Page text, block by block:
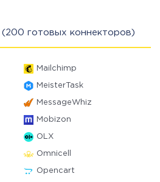
(200 готовых коннекторов)
Mailchimp
MeisterTask
MessageWhiz
Mobizon
OLX
Omnicell
Opencart